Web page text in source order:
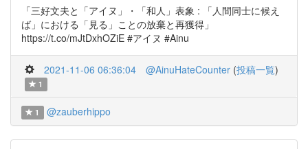
「三好文夫と「アイヌ」・「和人」表象 : 「人間同士に候え
ば」における「見る」ことの放棄と再獲得」
https://t.co/mJtDxhOZiE #アイヌ #Ainu
2021-11-06 06:36:04 @AinuHateCounter (投稿一覧)
1
1 @zauberhippo